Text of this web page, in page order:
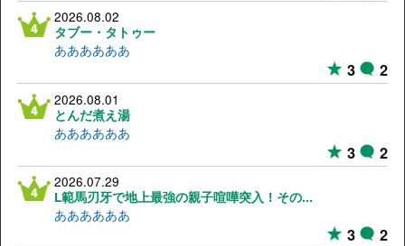
2026.08.02
タブー・タトゥー
ああああああ
3 2
2026.08.01
とんだ煮え湯
ああああああ
3 2
2026.07.29
L範馬刃牙で地上最強の親子喧嘩突入！その...
ああああああ
3 2